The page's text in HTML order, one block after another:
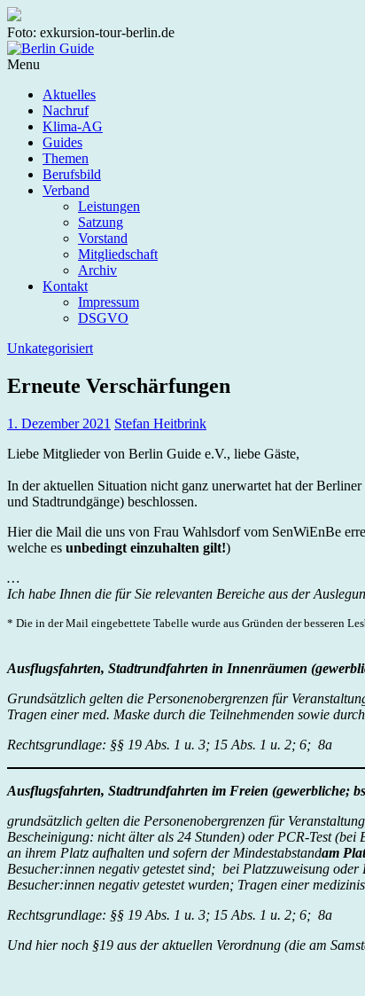
Foto: exkursion-tour-berlin.de
Menu
Aktuelles
Nachruf
Klima-AG
Guides
Themen
Berufsbild
Verband
Leistungen
Satzung
Vorstand
Mitgliedschaft
Archiv
Kontakt
Impressum
DSGVO
Unkategorisiert
Erneute Verschärfungen
1. Dezember 2021 Stefan Heitbrink
Liebe Mitglieder von Berlin Guide e.V., liebe Gäste,
In der aktuellen Situation nicht ganz unerwartet hat der
und Stadtrundgänge) beschlossen.
Hier die Mail die uns von Frau Wahlsdorf vom SenWiEnBe
welche es unbedingt einzuhalten gilt!)
…
Ich habe Ihnen die für Sie relevanten Bereiche aus der
* Die in der Mail eingebettete Tabelle wurde aus Gründen der besseren
Ausflugsfahrten, Stadtrundfahrten in Innenräumen
Grundsätzlich gelten die Personenobergrenzen für
Tragen einer med. Maske durch die Teilnehmenden sowie
Rechtsgrundlage: §§ 19 Abs. 1 u. 3; 15 Abs. 1 u. 2; 6; 8a
Ausflugsfahrten, Stadtrundfahrten im Freien (gewerbliche;
grundsätzlich gelten die Personenobergrenzen für
Bescheinigung: nicht älter als 24 Stunden) oder PCR-Test
an ihrem Platz aufhalten und sofern der Mindestabstandam
Besucher:innen negativ getestet sind; bei Platzzuweisung
Besucher:innen negativ getestet wurden; Tragen einer
Rechtsgrundlage: §§ 19 Abs. 1 u. 3; 15 Abs. 1 u. 2; 6; 8a
Und hier noch §19 aus der aktuellen Verordnung (die am